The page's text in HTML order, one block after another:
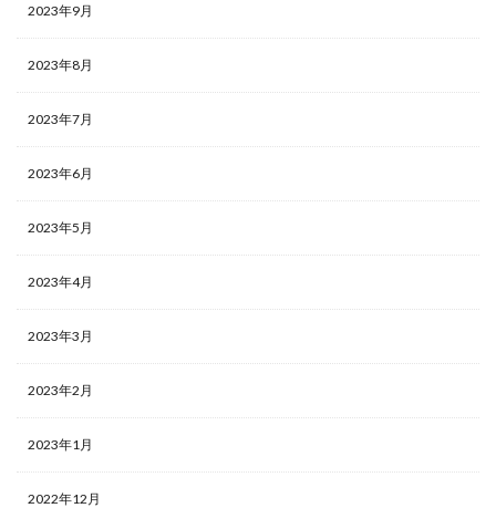
2023年9月
2023年8月
2023年7月
2023年6月
2023年5月
2023年4月
2023年3月
2023年2月
2023年1月
2022年12月